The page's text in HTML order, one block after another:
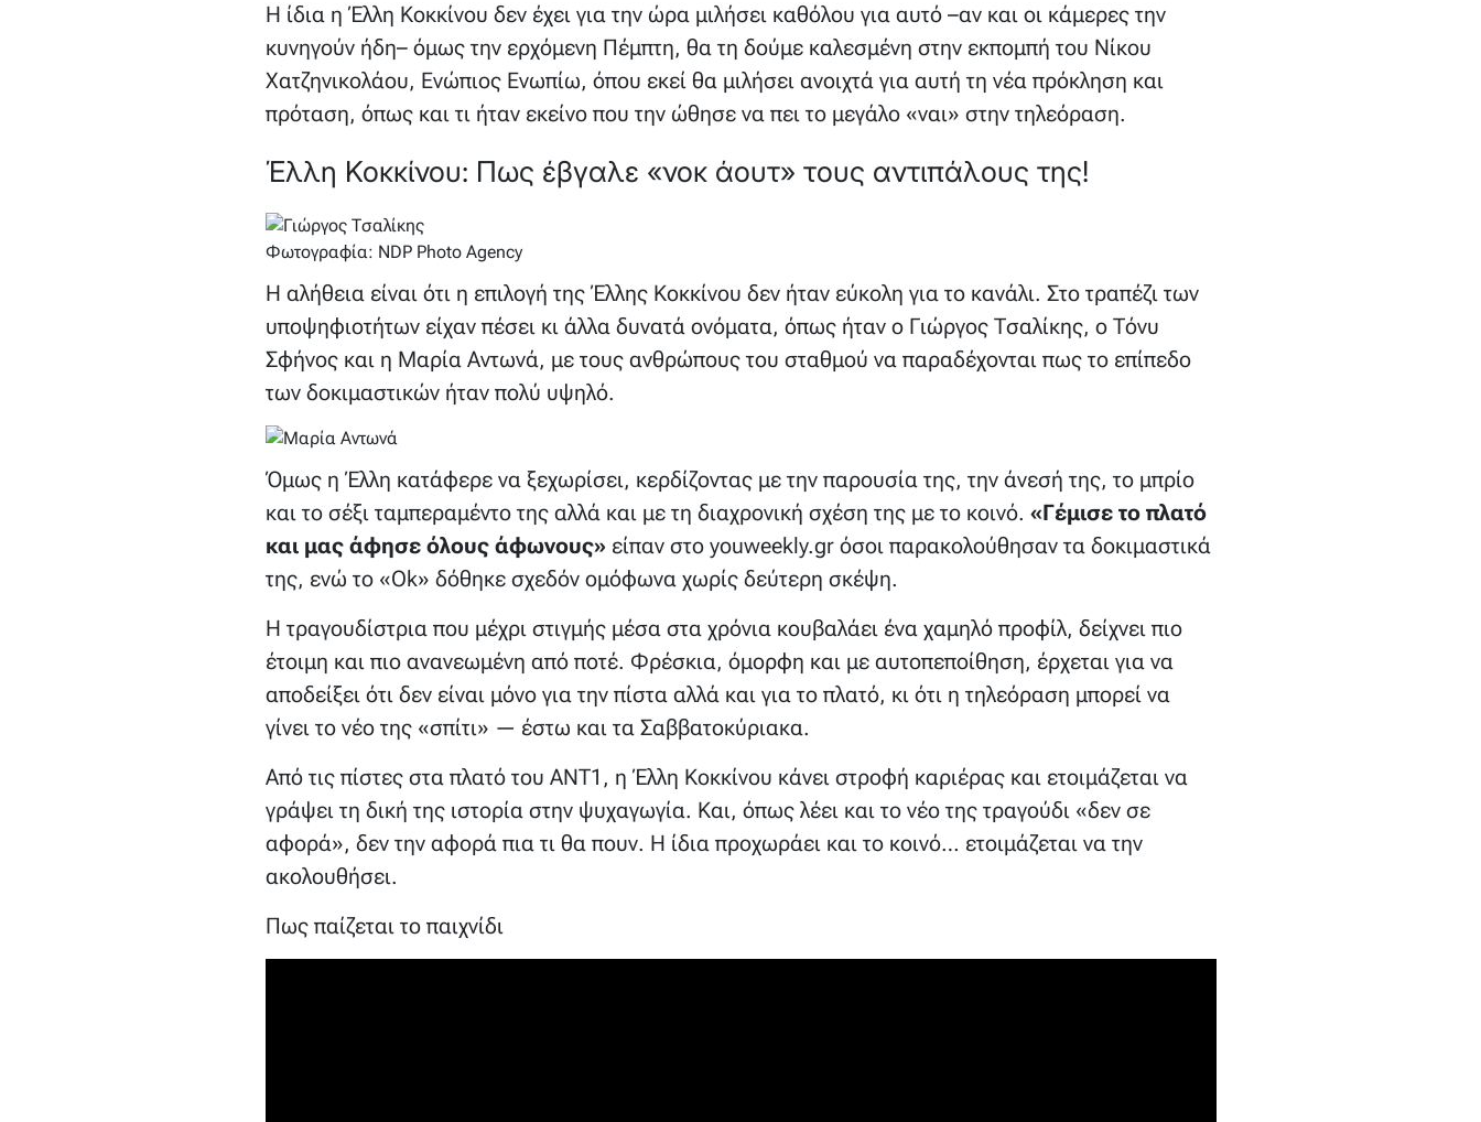
Η ίδια η Έλλη Κοκκίνου δεν έχει για την ώρα μιλήσει καθόλου για αυτό –αν και οι κάμερες την
κυνηγούν ήδη– όμως την ερχόμενη Πέμπτη, θα τη δούμε καλεσμένη στην εκπομπή του Νίκου
Χατζηνικολάου, Ενώπιος Ενωπίω, όπου εκεί θα μιλήσει ανοιχτά για αυτή τη νέα πρόκληση και
πρόταση, όπως και τι ήταν εκείνο που την ώθησε να πει το μεγάλο «ναι» στην τηλεόραση.
Έλλη Κοκκίνου: Πως έβγαλε «νοκ άουτ» τους αντιπάλους της!
Φωτογραφία: NDP Photo Agency
Η αλήθεια είναι ότι η επιλογή της Έλλης Κοκκίνου δεν ήταν εύκολη για το κανάλι. Στο τραπέζι των
υποψηφιοτήτων είχαν πέσει κι άλλα δυνατά ονόματα, όπως ήταν ο Γιώργος Τσαλίκης, ο Τόνυ
Σφήνος και η Μαρία Αντωνά, με τους ανθρώπους του σταθμού να παραδέχονται πως το επίπεδο
των δοκιμαστικών ήταν πολύ υψηλό.
Όμως η Έλλη κατάφερε να ξεχωρίσει, κερδίζοντας με την παρουσία της, την άνεσή της, το μπρίο
και το σέξι ταμπεραμέντο της αλλά και με τη διαχρονική σχέση της με το κοινό. «Γέμισε το πλατό
και μας άφησε όλους άφωνους»είπαν στο youweekly.gr όσοι παρακολούθησαν τα δοκιμαστικά
της, ενώ το «Οk» δόθηκε σχεδόν ομόφωνα χωρίς δεύτερη σκέψη.
Η τραγουδίστρια που μέχρι στιγμής μέσα στα χρόνια κουβαλάει ένα χαμηλό προφίλ, δείχνει πιο
έτοιμη και πιο ανανεωμένη από ποτέ. Φρέσκια, όμορφη και με αυτοπεποίθηση, έρχεται για να
αποδείξει ότι δεν είναι μόνο για την πίστα αλλά και για το πλατό, κι ότι η τηλεόραση μπορεί να
γίνει το νέο της «σπίτι» — έστω και τα Σαββατοκύριακα.
Από τις πίστες στα πλατό του ΑΝΤ1, η Έλλη Κοκκίνου κάνει στροφή καριέρας και ετοιμάζεται να
γράψει τη δική της ιστορία στην ψυχαγωγία. Και, όπως λέει και το νέο της τραγούδι «δεν σε
αφορά», δεν την αφορά πια τι θα πουν. Η ίδια προχωράει και το κοινό… ετοιμάζεται να την
ακολουθήσει.
Πως παίζεται το παιχνίδι